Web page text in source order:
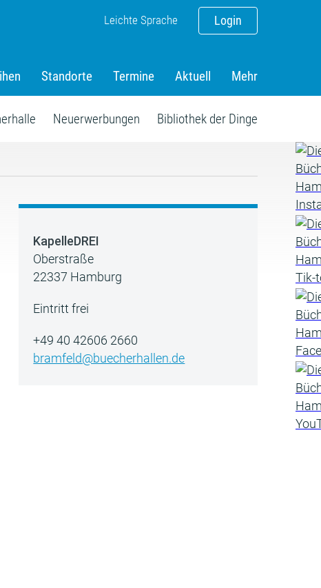
Login
Leichte Sprache
Standorte Termine Aktuell Mehr
Neuerwerbungen Bibliothek der Dinge
KapelleDREI
Oberstraße
22337 Hamburg
Eintritt frei
+49 40 42606 2660
bramfeld@buecherhallen.de